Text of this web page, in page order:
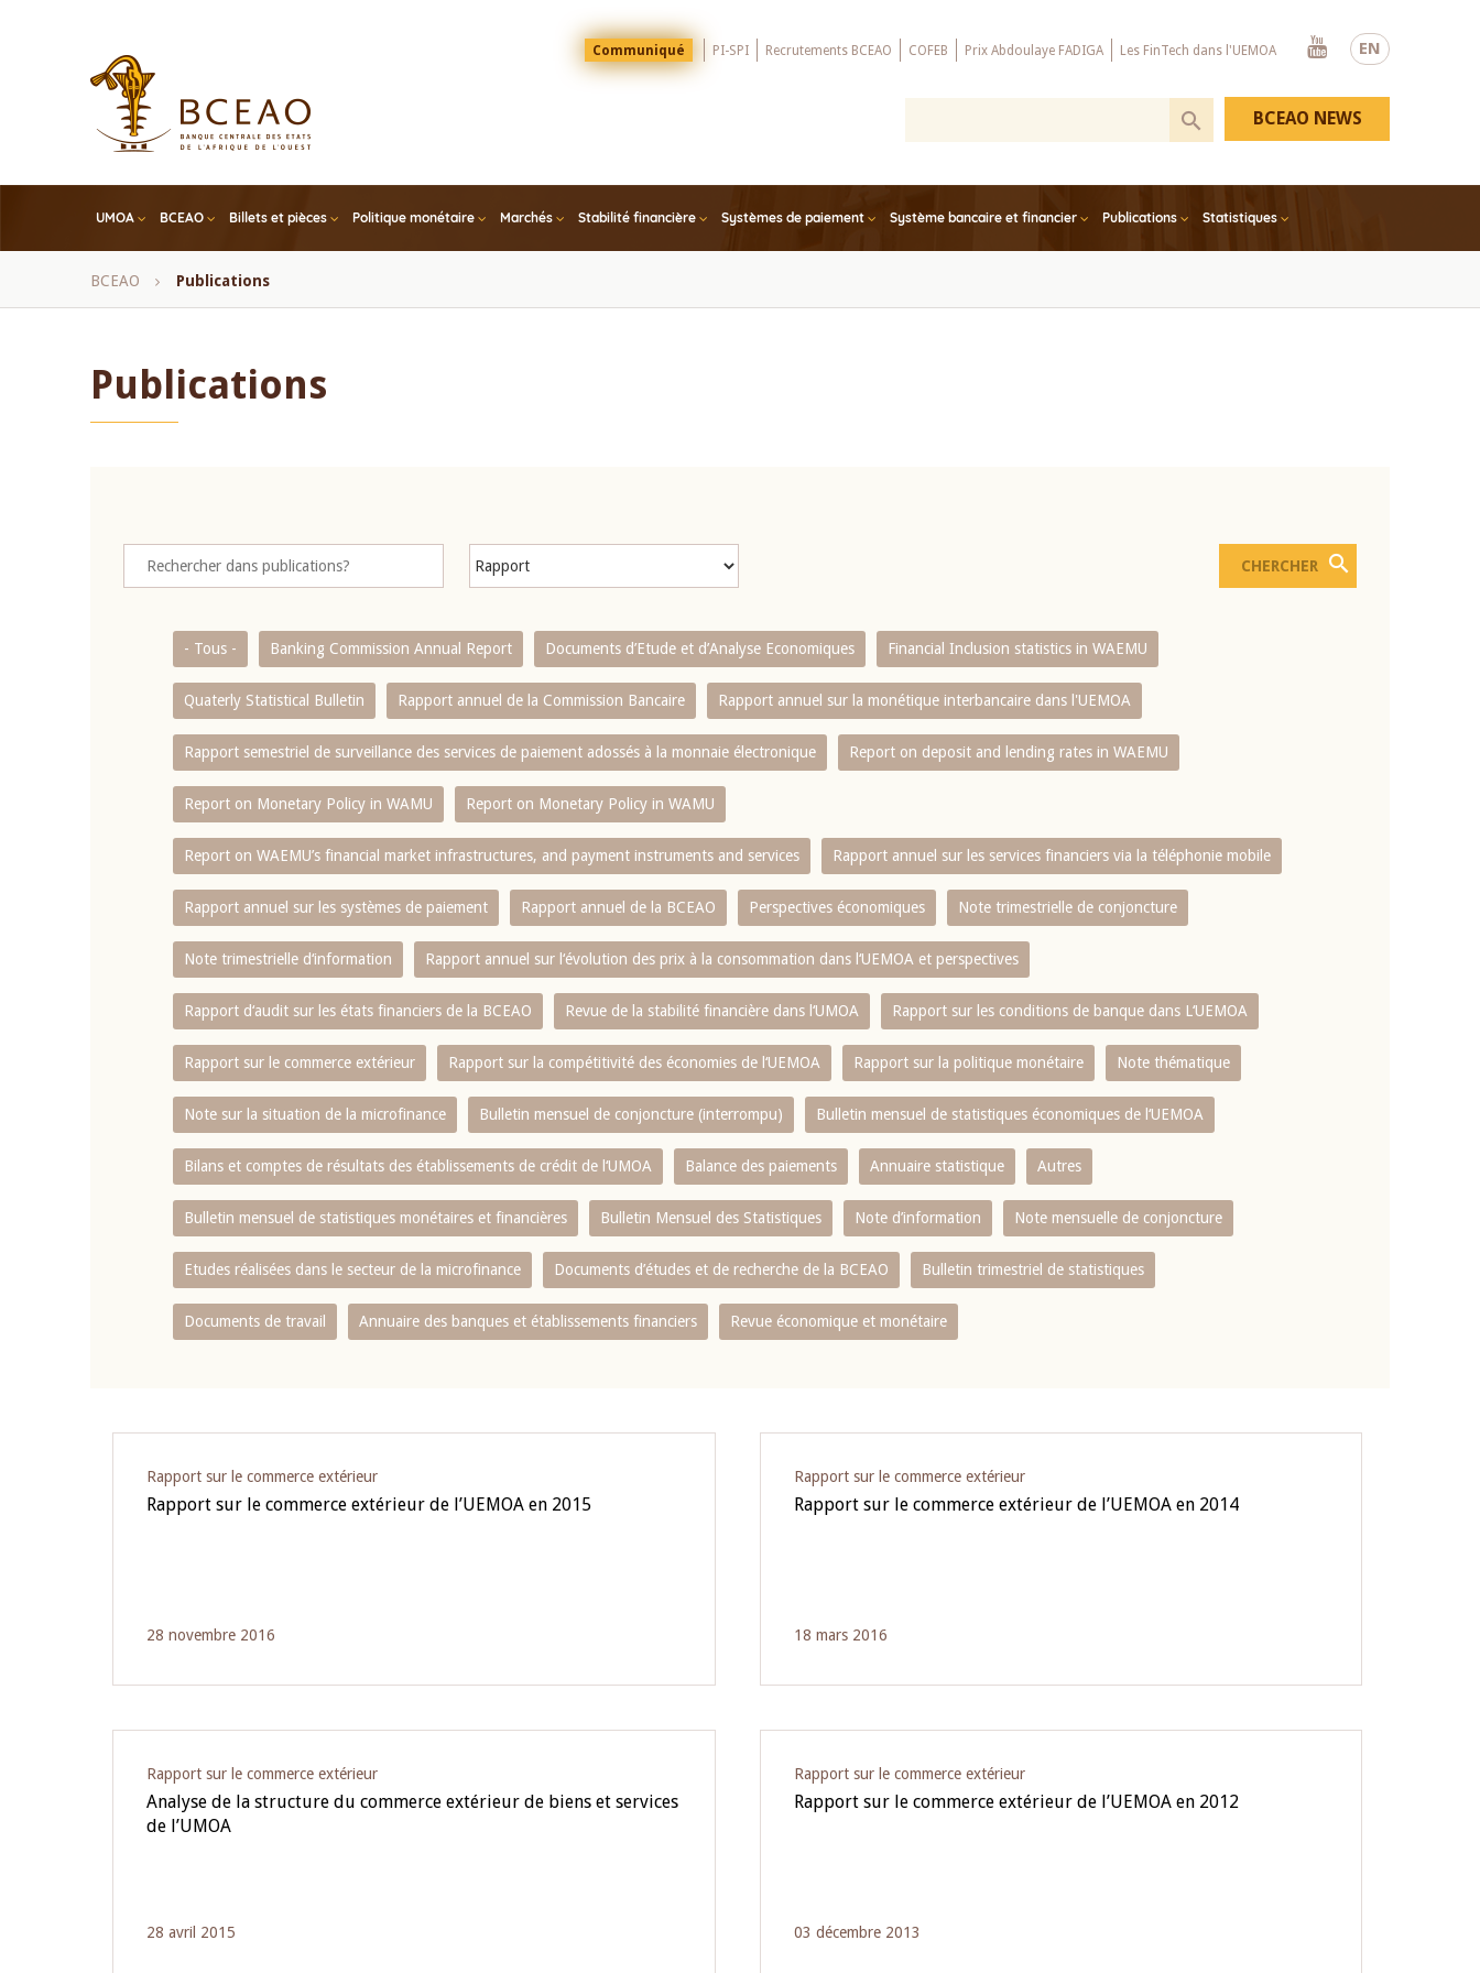
EN
Menu
Top
Communiqué PI-SPI Recrutements BCEAO COFEB Prix Abdoulaye FADIGA Les FinTech dans l'UEMOA
Youtube
UMOA BCEAO Billets et pièces Politique monétaire Marchés Stabilité financière Systèmes de paiement Système bancaire et financier Publications Statistiques
BCEAO NEWS
Fil
BCEAO Publications
Publications
- Tous - Banking Commission Annual Report Documents d’Etude et d’Analyse Economiques Financial Inclusion statistics in WAEMU
Quaterly Statistical Bulletin Rapport annuel de la Commission Bancaire Rapport annuel sur la monétique interbancaire dans l'UEMOA
Rapport semestriel de surveillance des services de paiement adossés à la monnaie électronique Report on deposit and lending rates in WAEMU
Report on Monetary Policy in WAMU Report on Monetary Policy in WAMU
Report on WAEMU’s financial market infrastructures, and payment instruments and services Rapport annuel sur les services financiers via la téléphonie mobile
Rapport annuel sur les systèmes de paiement Rapport annuel de la BCEAO Perspectives économiques Note trimestrielle de conjoncture
Note trimestrielle d‘information Rapport annuel sur l‘évolution des prix à la consommation dans l‘UEMOA et perspectives
Rapport d‘audit sur les états financiers de la BCEAO Revue de la stabilité financière dans l‘UMOA Rapport sur les conditions de banque dans L‘UEMOA
Rapport sur le commerce extérieur Rapport sur la compétitivité des économies de l‘UEMOA Rapport sur la politique monétaire Note thématique
Note sur la situation de la microfinance Bulletin mensuel de conjoncture (interrompu) Bulletin mensuel de statistiques économiques de l‘UEMOA
Bilans et comptes de résultats des établissements de crédit de l‘UMOA Balance des paiements Annuaire statistique Autres
Bulletin mensuel de statistiques monétaires et financières Bulletin Mensuel des Statistiques Note d’information Note mensuelle de conjoncture
Etudes réalisées dans le secteur de la microfinance Documents d’études et de recherche de la BCEAO Bulletin trimestriel de statistiques
Documents de travail Annuaire des banques et établissements financiers Revue économique et monétaire
Rapport sur le commerce extérieur
Rapport sur le commerce extérieur de l’UEMOA en 2015
28 novembre 2016
Rapport sur le commerce extérieur
Rapport sur le commerce extérieur de l’UEMOA en 2014
18 mars 2016
Rapport sur le commerce extérieur
Analyse de la structure du commerce extérieur de biens et services
de l’UMOA
28 avril 2015
Rapport sur le commerce extérieur
Rapport sur le commerce extérieur de l’UEMOA en 2012
03 décembre 2013